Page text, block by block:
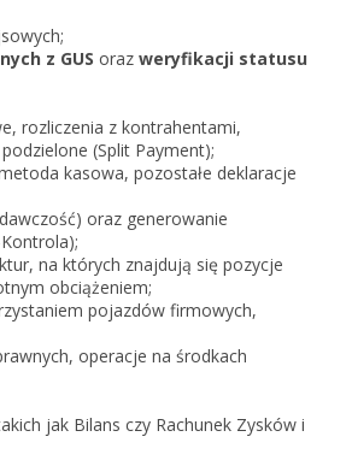
firm
z GUS oraz weryfikacji statusu
rozliczenia z kontrahentami,
(Split Payment);
kasowa, pozostałe deklaracje
oraz generowanie
na których znajdują się pozycje
obciążeniem;
pojazdów firmowych,
operacje na środkach
jak Bilans czy Rachunek Zysków i